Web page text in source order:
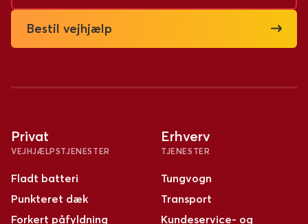
Bestil vejhjælp
Privat
VEJHJÆLPSTJENESTER
Fladt batteri
Punkteret dæk
Forkert påfyldning
Erhverv
TJENESTER
Tungvogn
Transport
Kundeservice- og